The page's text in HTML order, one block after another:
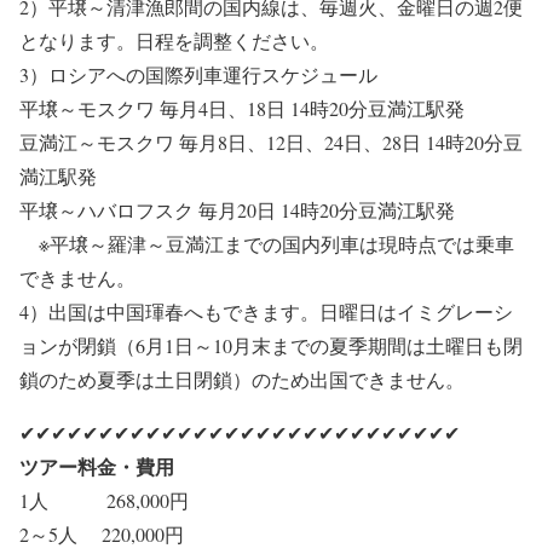
2）平壌～清津漁郎間の国内線は、毎週火、金曜日の週2便
となります。日程を調整ください。
3）ロシアへの国際列車運行スケジュール
平壌～モスクワ 毎月4日、18日 14時20分豆満江駅発
豆満江～モスクワ 毎月8日、12日、24日、28日 14時20分豆
満江駅発
平壌～ハバロフスク 毎月20日 14時20分豆満江駅発
※平壌～羅津～豆満江までの国内列車は現時点では乗車
できません。
4）出国は中国琿春へもできます。 日曜日はイミグレーシ
ョンが閉鎖（6月1日～10月末までの夏季期間は土曜日も閉
鎖のため夏季は土日閉鎖）のため出国できません。
✔✔✔✔✔✔✔✔✔✔✔✔✔✔✔✔✔✔✔✔✔✔✔✔✔✔✔✔
ツアー料金・費用
1人 268,000円
2～5人 220,000円